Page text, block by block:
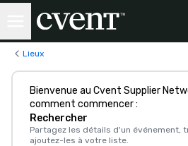
Lieux
Bienvenue au Cvent Supplier
comment commencer :
Rechercher
Partagez les détails d'un événement,
ajoutez-les à votre liste.